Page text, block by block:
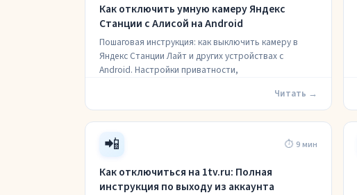
Как отключить умную камеру Яндекс
Станции с Алисой на Android
Пошаговая инструкция: как выключить камеру в
Яндекс Станции Лайт и других устройствах с
Android. Настройки приватности,
Читать →
📲 ⏱ 9 мин
Как отключиться на 1tv.ru: Полная
инструкция по выходу из аккаунта